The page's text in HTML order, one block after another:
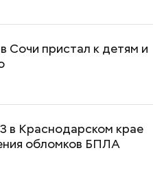
Сочи пристал к детям и
в Краснодарском крае
обломков БПЛА